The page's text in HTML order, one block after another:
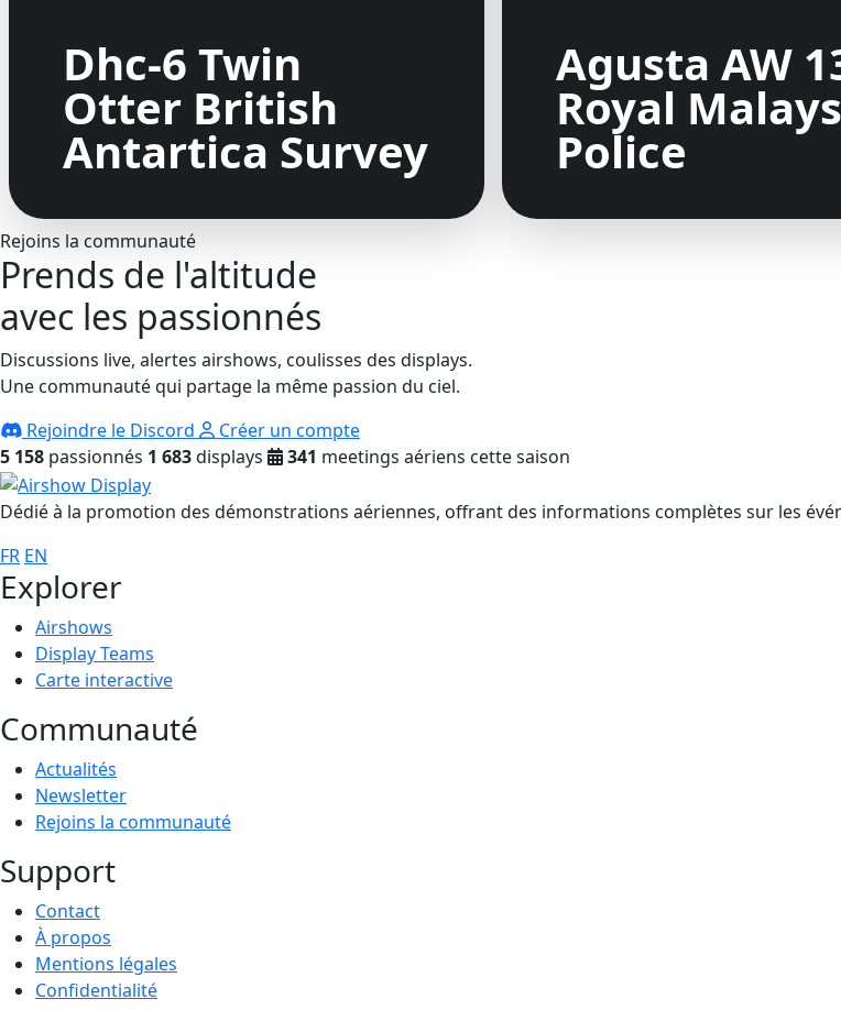
Dhc-6 Twin
Otter British
Antartica Survey
Agusta AW
Royal
Police
Rejoins la communauté
Prends de l'altitude
avec les passionnés
Discussions live, alertes airshows, coulisses des displays.
Une communauté qui partage la même passion du ciel.
Rejoindre le Discord
Créer un compte
5 158 passionnés 1 683displays 341 meetings aériens cette saison
Dédié à la promotion des démonstrations aériennes, offrant des informations complètes sur les
FR EN
Explorer
Airshows
Display Teams
Carte interactive
Communauté
Actualités
Newsletter
Rejoins la communauté
Support
Contact
À propos
Mentions légales
Confidentialité